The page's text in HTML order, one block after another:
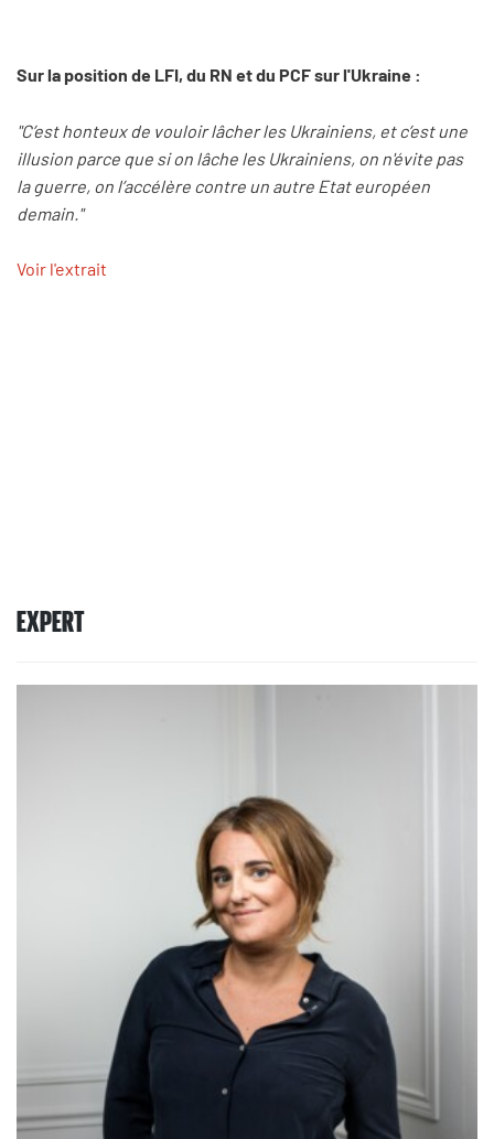
Sur la position de LFI, du RN et du PCF sur l'Ukraine :
"C’est honteux de vouloir lâcher les Ukrainiens, et c’est une
illusion parce que si on lâche les Ukrainiens, on n'évite pas
la guerre, on l’accélère contre un autre Etat européen
demain."
Voir l'extrait
EXPERT